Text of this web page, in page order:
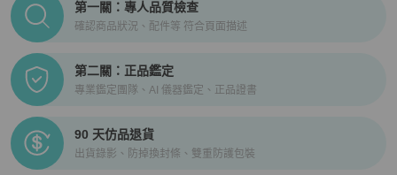
第一關：專人品質檢查
確認商品狀況、配件等 符合頁面描述
第二關：正品鑑定
專業鑑定團隊、AI 儀器鑑定、正品證書
90 天仿品退貨
出貨錄影、防掉換封條、雙重防護包裝